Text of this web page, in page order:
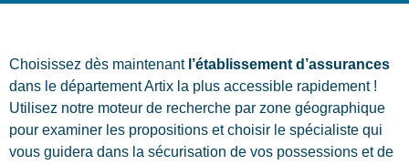
Choisissez dès maintenant l’établissement d’assurances
dans le département Artix la plus accessible rapidement !
Utilisez notre moteur de recherche par zone géographique
pour examiner les propositions et choisir le spécialiste qui
vous guidera dans la sécurisation de vos possessions et de